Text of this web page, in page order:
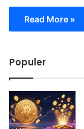
Read More »
Populer